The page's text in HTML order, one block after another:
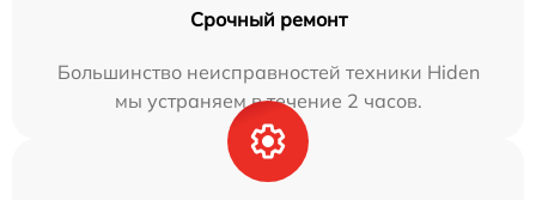
Срочный ремонт
Большинство неисправностей техники Hiden
мы устраняем в течение 2 часов.